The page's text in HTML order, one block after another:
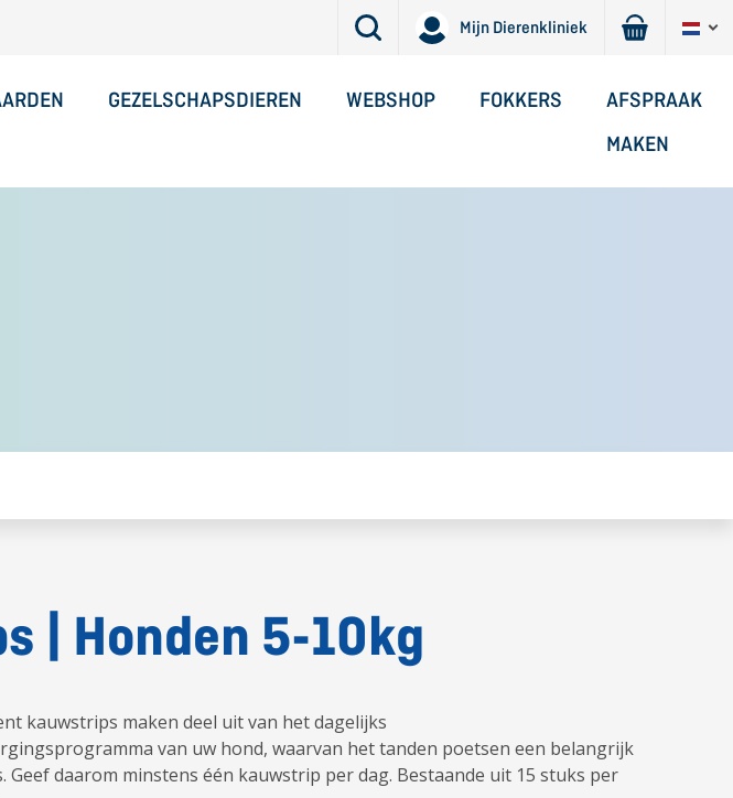
GEZELSCHAPSDIEREN WEBSHOP FOKKERS
AFSPRAAK
MAKEN
Mijn Dierenkliniek
| Honden 5-10kg
kauwstrips maken deel uit van het dagelijks
van uw hond, waarvan het tanden poetsen een belangrijk
Geef daarom minstens één kauwstrip per dag. Bestaande uit 15 stuks per